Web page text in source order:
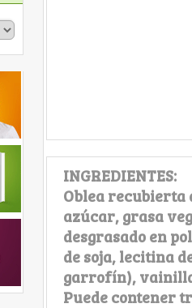
INGREDIENTES:
Oblea recubierta
azúcar, grasa
desgrasado en
de soja, lecitina
garrofín),
Puede contener